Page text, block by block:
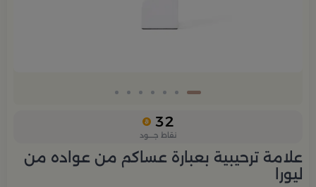
32
نقاط جــــود
علامة ترحيبية بعبارة عساكم من عواده من
ليورا